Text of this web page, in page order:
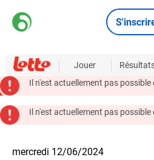
À propos Jouer
Il n'est actuellement pas
Il n'est actuellement pas
mercredi 12/06/2024